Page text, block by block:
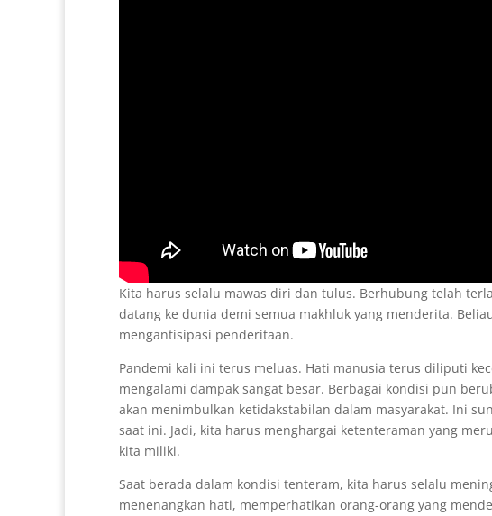
Kita harus selalu mawas diri dan tulus. Berhubung telah
datang ke dunia demi semua makhluk yang menderita.
mengantisipasi penderitaan.
Pandemi kali ini terus meluas. Hati manusia terus diliputi
mengalami dampak sangat besar. Berbagai kondisi pun
akan menimbulkan ketidakstabilan dalam masyarakat. Ini
saat ini. Jadi, kita harus menghargai ketenteraman yang
kita miliki.
Saat berada dalam kondisi tenteram, kita harus selalu
menenangkan hati, memperhatikan orang-orang yang